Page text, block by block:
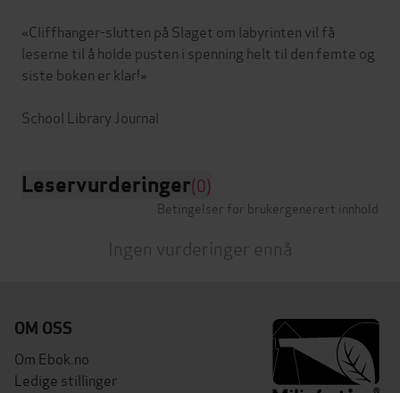
«Cliffhanger-slutten på Slaget om labyrinten vil få
leserne til å holde pusten i spenning helt til den femte og
siste boken er klar!»
Leservurderinger(0)
Betingelser for brukergenerert innhold
Ingen vurderinger ennå
OM OSS
Om Ebok.no
Ledige stillinger